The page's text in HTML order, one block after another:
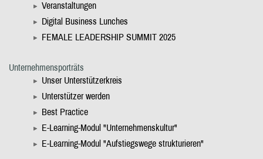
Veranstaltungen
Digital Business Lunches
FEMALE LEADERSHIP SUMMIT 2025
Unternehmensporträts
Unser Unterstützerkreis
Unterstützer werden
Best Practice
E-Learning-Modul "Unternehmenskultur"
E-Learning-Modul "Aufstiegswege strukturieren"